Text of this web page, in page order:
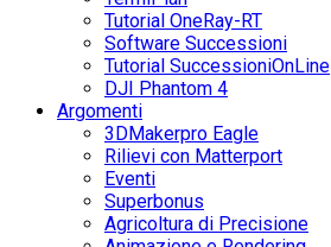
Tutorial OneRay-RT
Software Successioni
Tutorial SuccessioniOnLine
DJI Phantom 4
Argomenti
3DMakerpro Eagle
Rilievi con Matterport
Eventi
Superbonus
Agricoltura di Precisione